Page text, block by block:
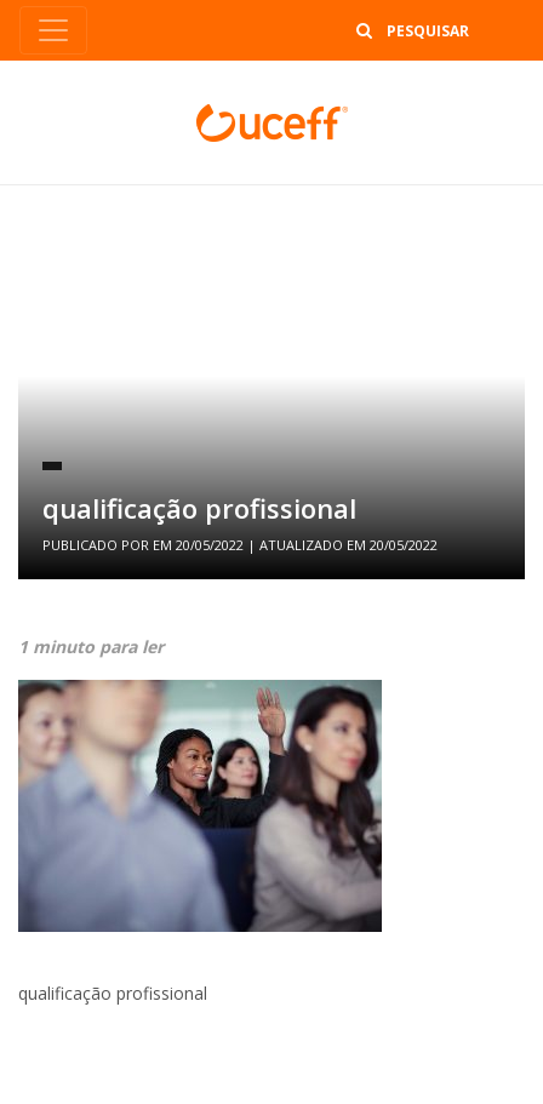
qualificação profissional
PUBLICADO POR EM 20/05/2022 | ATUALIZADO EM 20/05/2022
1 minuto para ler
qualificação profissional